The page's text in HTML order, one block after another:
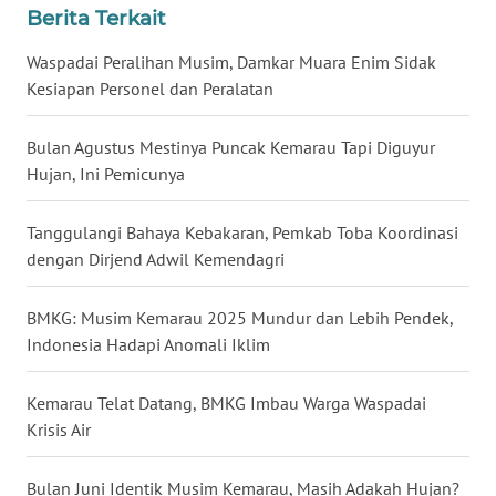
Berita Terkait
Waspadai Peralihan Musim, Damkar Muara Enim Sidak
Kesiapan Personel dan Peralatan
Bulan Agustus Mestinya Puncak Kemarau Tapi Diguyur
Hujan, Ini Pemicunya
Tanggulangi Bahaya Kebakaran, Pemkab Toba Koordinasi
dengan Dirjend Adwil Kemendagri
BMKG: Musim Kemarau 2025 Mundur dan Lebih Pendek,
Indonesia Hadapi Anomali Iklim
Kemarau Telat Datang, BMKG Imbau Warga Waspadai
Krisis Air
Bulan Juni Identik Musim Kemarau, Masih Adakah Hujan?
WN
BABEL
WN
SUMBAR
WN
WN